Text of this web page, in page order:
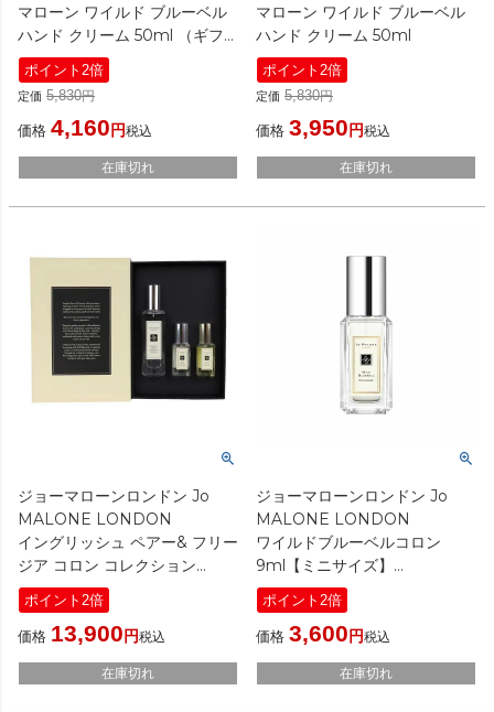
マローン ワイルド ブルーベル
ハンド クリーム 50ml （ギフ
トボックス入り・ショッパー付
き）
ポイント2倍
定価 5,830
価格 4,160 税込
在庫切れ
マローン ワイルド ブルーベル
ハンド クリーム 50ml
ポイント2倍
定価 5,830
価格 3,950 税込
在庫切れ
ジョーマローンロンドン Jo
MALONE LONDON
イングリッシュ ペアー& フリー
ジア コロン コレクション
30ml/9ml/9ml（ギフトボック
ス入り・ショッパー付き）
[ セット/キット ]
ポイント2倍
価格 13,900 税込
在庫切れ
ジョーマローンロンドン Jo
MALONE LONDON
ワイルドブルーベルコロン
9ml【ミニサイズ】
[ 香水(レディース) ]
ポイント2倍
価格 3,600 税込
在庫切れ